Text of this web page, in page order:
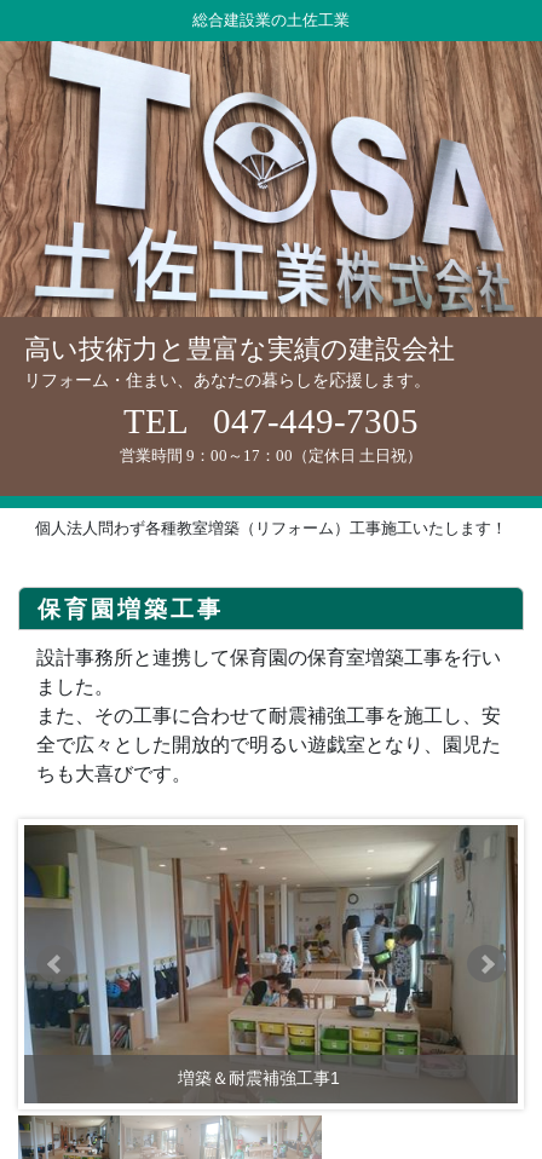
総合建設業の土佐工業
高い技術力と豊富な実績の建設会社
リフォーム・住まい、あなたの暮らしを応援します。
TEL 047-449-7305
営業時間 9：00～17：00（定休日 土日祝）
個人法人問わず各種教室増築（リフォーム）工事施工いたします！
保育園増築工事
設計事務所と連携して保育園の保育室増築工事を行い
ました。
また、その工事に合わせて耐震補強工事を施工し、安
全で広々とした開放的で明るい遊戯室となり、園児た
ちも大喜びです。
増築＆耐震補強工事1